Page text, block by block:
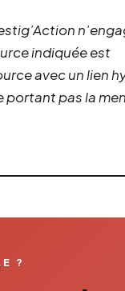
indiquée est
avec un lien
pas la
?